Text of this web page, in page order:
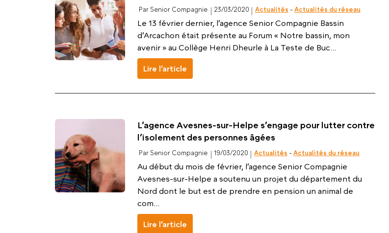
Par Senior Compagnie 23/03/2020 Actualités - Actualités du réseau
Le 13 février dernier, l’agence Senior Compagnie Bassin
d’Arcachon était présente au Forum « Notre bassin, mon
avenir » au Collège Henri Dheurle à La Teste de Buc...
Lire l’article
L’agence Avesnes-sur-Helpe s’engage pour lutter contre
l’isolement des personnes âgées
Par Senior Compagnie 19/03/2020 Actualités - Actualités du réseau
Au début du mois de février, l’agence Senior Compagnie
Avesnes-sur-Helpe a soutenu un projet du département du
Nord dont le but est de prendre en pension un animal de
com...
Lire l’article